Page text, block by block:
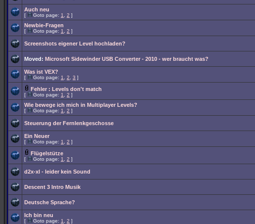
Auch neu
[ Goto page: 1 2 ]
Newbie-Fragen
[ Goto page: 1 2 ]
Screenshots eigener Level hochladen?
Moved: Microsoft Sidewinder USB Converter - 2010 - wer braucht was?
Was ist VEX?
[ Goto page: 1 2 3 ]
Fehler : Levels don't match
[ Goto page: 1 2 ]
Wie bewege ich mich in Multiplayer Levels?
[ Goto page: 1 2 ]
Steuerung der Fernlenkgeschosse
Ein Neuer
[ Goto page: 1 2 ]
Flügelstütze
[ Goto page: 1 2 ]
d2x-xl - leider kein Sound
Descent 3 Intro Musik
Deutsche Sprache?
Ich bin neu
[ Goto page: 1 2 ]